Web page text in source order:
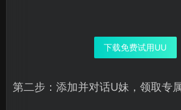
下载免费试用UU
第二步：添加并对话U妹，领取专